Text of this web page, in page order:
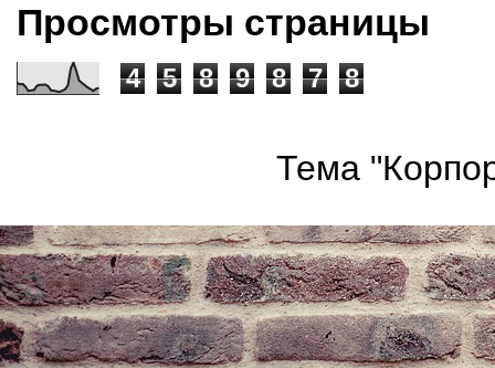
Просмотры страницы
4 5 8 9 8 7 8
Тема